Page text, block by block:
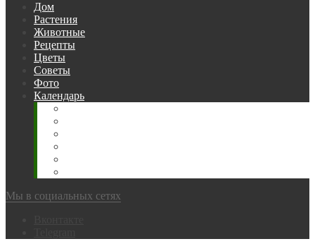
Дом
Растения
Животные
Рецепты
Цветы
Советы
Фото
Календарь
Мы в социальных сетях